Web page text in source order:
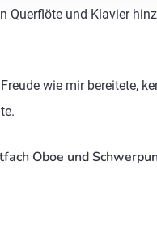
Querflöte und Klavier
wie mir bereitete,
Oboe und